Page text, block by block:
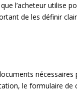
l’acheteur utilise
de les définir
nécessaires
le formulaire de